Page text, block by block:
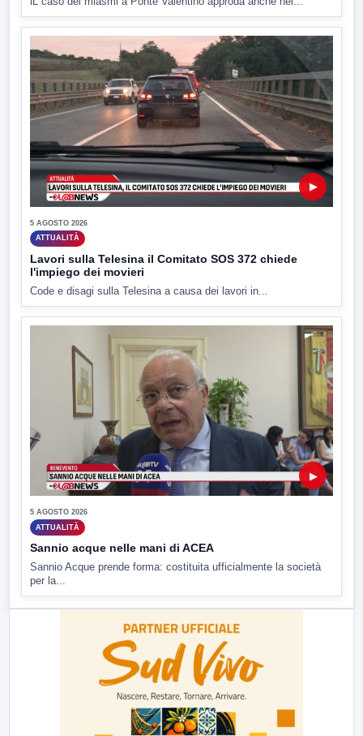
▶
5 AGOSTO 2026
ATTUALITÀ
Lavori sulla Telesina il Comitato SOS 372 chiede
l'impiego dei movieri
Code e disagi sulla Telesina a causa dei lavori in...
▶
5 AGOSTO 2026
ATTUALITÀ
Sannio acque nelle mani di ACEA
Sannio Acque prende forma: costituita ufficialmente la società
per la...